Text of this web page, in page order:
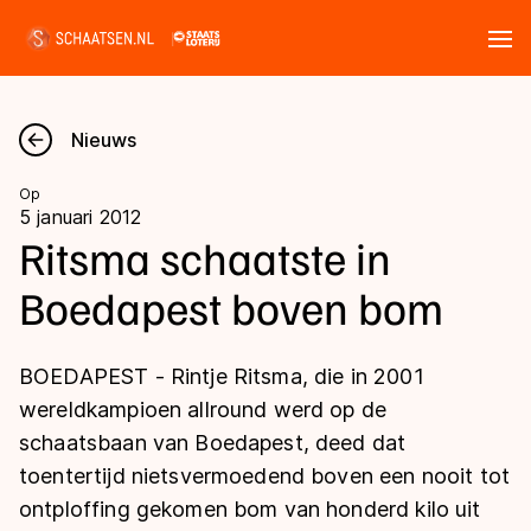
Nieuws
Kalender
Disciplines
Langebaan
Shorttrack
Inlineskaten
Uitslagen
Langebaan
Shorttrack
Marathon
Tijden & historie
Ranglijsten Langebaan
Nieuws
Op
5 januari 2012
Ritsma schaatste in
Boedapest boven bom
BOEDAPEST - Rintje Ritsma, die in 2001
wereldkampioen allround werd op de
schaatsbaan van Boedapest, deed dat
toentertijd nietsvermoedend boven een nooit tot
ontploffing gekomen bom van honderd kilo uit